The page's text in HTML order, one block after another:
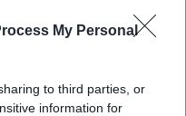
My Personal
to third parties, or
information for